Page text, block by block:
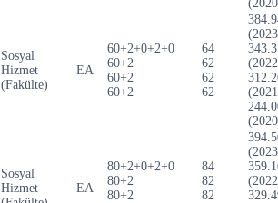
Sosyal
Hizmet
(Fakülte)
EA
60+2+0+2+0
60+2
60+2
60+2
64
62
62
62
Sosyal
Hizmet
EA
80+2+0+2+0
80+2
80+2
84
82
82